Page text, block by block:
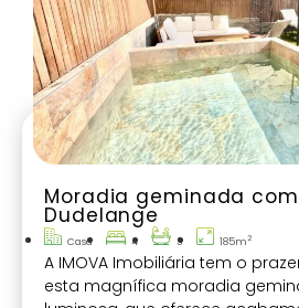
Moradia geminada com
Dudelange
Casa 4 3 185m2
A IMOVA Imobiliária tem o
esta magnífica moradia